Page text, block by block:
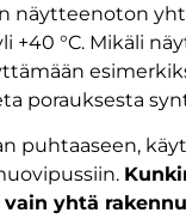
näytteenoton
+40 °C. Mikäli
porauksesta
puhtaaseen,
yhtä